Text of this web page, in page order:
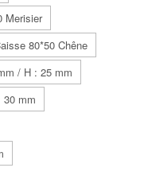
Merisier
80*50 Chêne
/ H : 25 mm
30 mm